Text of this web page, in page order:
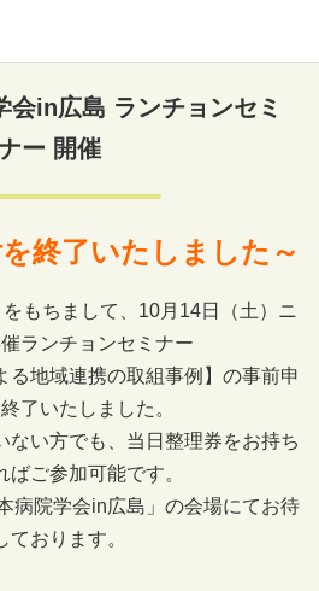
会in広島 ランチョンセミ
ー 開催
終了いたしました～
もちまして、10月14日（土）ニ
ランチョンセミナー
る地域連携の取組事例】の事前申
了いたしました。
ない方でも、当日整理券をお持ち
ばご参加可能です。
病院学会in広島」の会場にてお待
ております。